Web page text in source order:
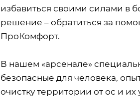
избавиться своими силами в
решение – обратиться за
ПроКомфорт.
В нашем «арсенале»
безопасные для человека,
очистку территории от ос и